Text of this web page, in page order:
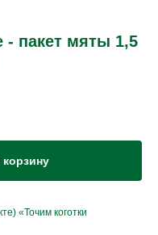
- пакет мяты 1,5
корзину
«Точим коготки